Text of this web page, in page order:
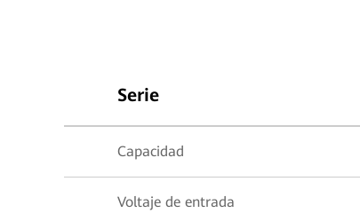
Serie
Capacidad
Voltaje de entrada